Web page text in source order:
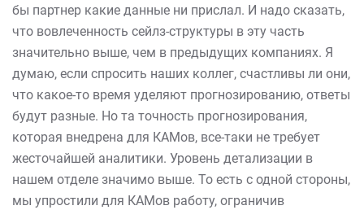
бы партнер какие данные ни прислал. И надо сказать,
что вовлеченность сейлз-структуры в эту часть
значительно выше, чем в предыдущих компаниях. Я
думаю, если спросить наших коллег, счастливы ли они,
что какое-то время уделяют прогнозированию, ответы
будут разные. Но та точность прогнозирования,
которая внедрена для КАМов, все-таки не требует
жесточайшей аналитики. Уровень детализации в
нашем отделе значимо выше. То есть с одной стороны,
мы упростили для КАМов работу, ограничив